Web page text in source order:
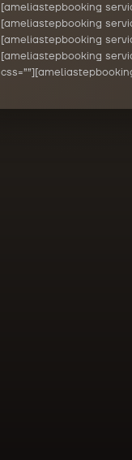
[ameliastepbooking
[ameliastepbooking
[ameliastepbooking
[ameliastepbooking